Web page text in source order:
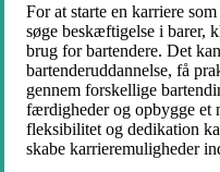
For at starte en karriere
søge beskæftigelse i barer,
brug for bartendere. Det
bartenderuddannelse, få
gennem forskellige
færdigheder og opbygge et
fleksibilitet og dedikation
skabe karrieremuligheder